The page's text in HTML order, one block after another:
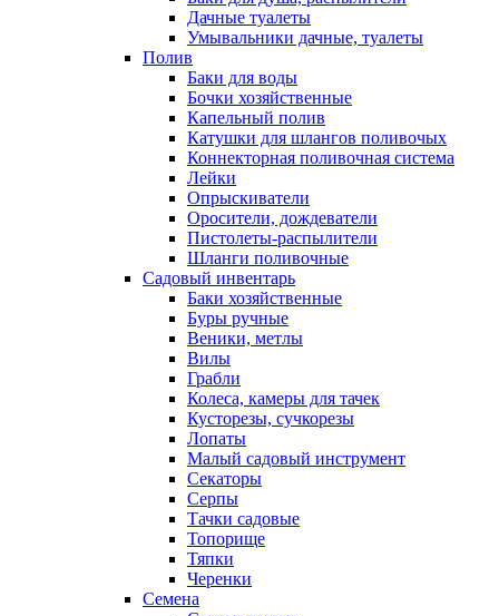
Дачные туалеты
Умывальники дачные, туалеты
Полив
Баки для воды
Бочки хозяйственные
Капельный полив
Катушки для шлангов поливочых
Коннекторная поливочная система
Лейки
Опрыскиватели
Оросители, дождеватели
Пистолеты-распылители
Шланги поливочные
Садовый инвентарь
Баки хозяйственные
Буры ручные
Веники, метлы
Вилы
Грабли
Колеса, камеры для тачек
Кусторезы, сучкорезы
Лопаты
Малый садовый инструмент
Секаторы
Серпы
Тачки садовые
Топорище
Тяпки
Черенки
Семена